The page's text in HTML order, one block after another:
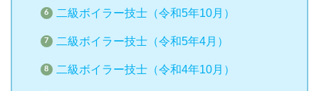
二級ボイラー技士（令和5年10月）
二級ボイラー技士（令和5年4月）
二級ボイラー技士（令和4年10月）